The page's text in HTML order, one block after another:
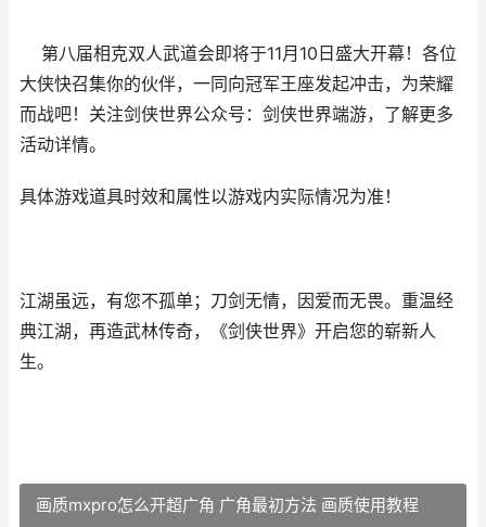
第八届相克双人武道会即将于11月10日盛大开幕！各位
大侠快召集你的伙伴，一同向冠军王座发起冲击，为荣耀
而战吧！关注剑侠世界公众号：剑侠世界端游，了解更多
活动详情。
具体游戏道具时效和属性以游戏内实际情况为准！
江湖虽远，有您不孤单；刀剑无情，因爱而无畏。重温经
典江湖，再造武林传奇，《剑侠世界》开启您的崭新人
生。
画质mxpro怎么开超广角 广角最初方法 画质使用教程